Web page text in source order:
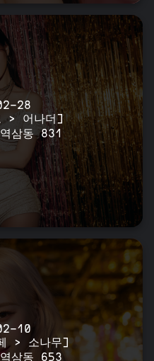
28
> 어나더]
삼동 831
10
> 소나무]
삼동 653